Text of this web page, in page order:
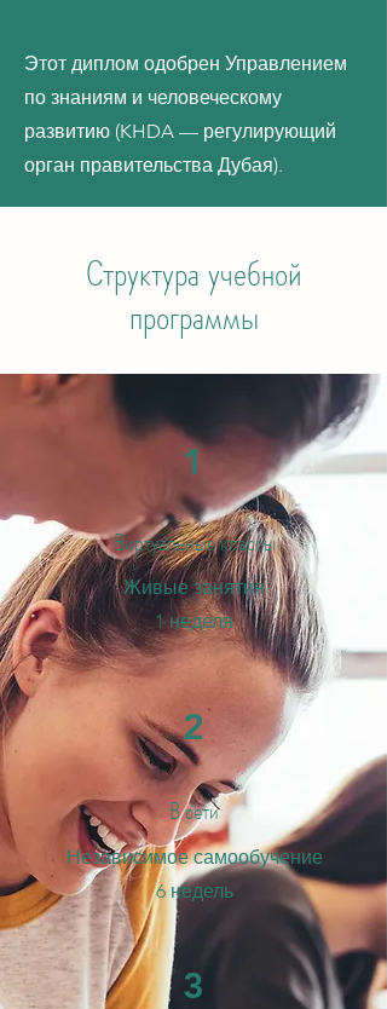
Этот диплом одобрен Управлением
по знаниям и человеческому
развитию (KHDA — регулирующий
орган правительства Дубая).
Структура учебной
программы
1
Виртуальные классы
Живые занятия
1 неделя
2
В сети
Независимое самообучение
6 недель
3